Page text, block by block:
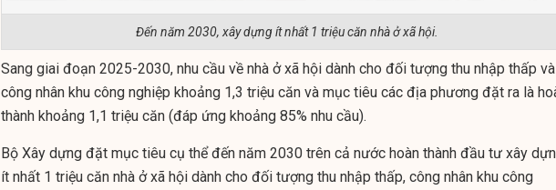
Đến năm 2030, xây dựng ít nhất 1 triệu căn nhà ở xã hội.
Sang giai đoạn 2025-2030, nhu cầu về nhà ở xã hội dành cho đối tượng thu nhập thấp và
công nhân khu công nghiệp khoảng 1,3 triệu căn và mục tiêu các địa phương đặt ra là
thành khoảng 1,1 triệu căn (đáp ứng khoảng 85% nhu cầu).
Bộ Xây dựng đặt mục tiêu cụ thể đến năm 2030 trên cả nước hoàn thành đầu tư xây
ít nhất 1 triệu căn nhà ở xã hội dành cho đối tượng thu nhập thấp, công nhân khu công